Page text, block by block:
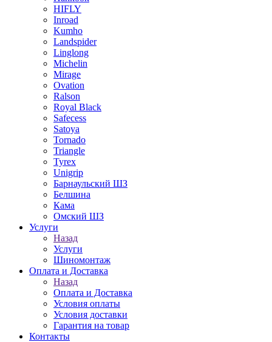
HIFLY
Inroad
Kumho
Landspider
Linglong
Michelin
Mirage
Ovation
Ralson
Royal Black
Safecess
Satoya
Tornado
Triangle
Tyrex
Unigrip
Барнаульский ШЗ
Белшина
Кама
Омский ШЗ
Услуги
Назад
Услуги
Шиномонтаж
Оплата и Доставка
Назад
Оплата и Доставка
Условия оплаты
Условия доставки
Гарантия на товар
Контакты